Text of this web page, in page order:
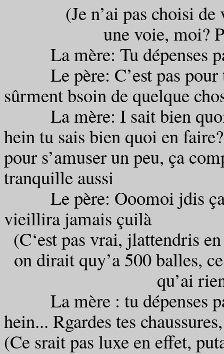
(Je n’ai pas choisi de
une voie, moi?
La mère: Tu dépenses
Le père: C’est pas pour
sûrment bsoin de quelque
La mère: I sait bien quoi
hein tu sais bien quoi en
pour s’amuser un peu, ça
tranquille aussi
Le père: Ooomoi jdis ça i
vieillira jamais çuilà
(C‘est pas vrai, jlattendris
on dirait quy’a 500 balles,
qu’ai
La mère : tu dépenses
hein... Rgardes tes
(Ce srait pas luxe en effet,